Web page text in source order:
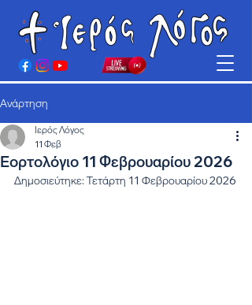
Ανάρτηση
Εορτολόγιο 11 Φεβρουαρίου 2026
Ιερός Λόγος
11 Φεβ
Δημοσιεύτηκε: Τετάρτη 11 Φεβρουαρίου 2026